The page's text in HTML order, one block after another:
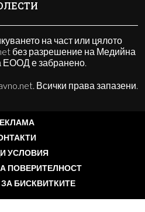
на част или цялото
без разрешение на Медийна
ЕООД е забранено.
Всички права запазени.
УСЛОВИЯ
ПОВЕРИТЕЛНОСТ
БИСКВИТКИТЕ